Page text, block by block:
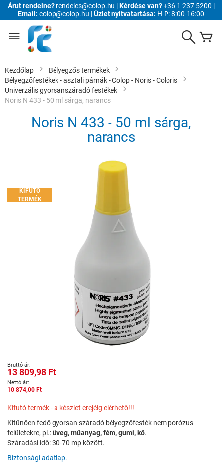
Árut rendelne? rendeles@colop.hu |Kérdése van?+36 1 237 5200 |
Email: colop@colop.hu |Üzlet nyitvatartása: H-P: 8:00-16:00
Search
Kezdőlap
Bélyegzős termékek
Bélyegzőfestékek - asztali párnák - Colop - Noris - Coloris
Univerzális gyorsanszáradó festékek
Noris N 433 - 50 ml sárga, narancs
Noris N 433 - 50 ml sárga,
narancs
KIFUTÓ
TERMÉK
Ugrás
a
képgaléria
elejére
13 809,98 Ft
10 874,00 Ft
Kifutó termék - a készlet erejéig elérhető!!!
Kitűnően fedő gyorsan száradó bélyegzőfesték nem porózus
felületekre, pl.:üveg, műanyag, fém, gumi, kő.
Száradási idő: 30-70 mp között.
Biztonsági adatlap.